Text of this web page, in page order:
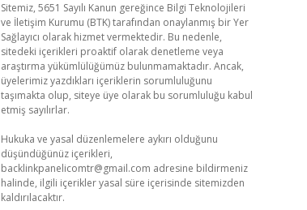
Sitemiz, 5651 Sayılı Kanun gereğince Bilgi Teknolojileri
ve İletişim Kurumu (BTK) tarafından onaylanmış bir Yer
Sağlayıcı olarak hizmet vermektedir. Bu nedenle,
sitedeki içerikleri proaktif olarak denetleme veya
araştırma yükümlülüğümüz bulunmamaktadır. Ancak,
üyelerimiz yazdıkları içeriklerin sorumluluğunu
taşımakta olup, siteye üye olarak bu sorumluluğu kabul
etmiş sayılırlar.
Hukuka ve yasal düzenlemelere aykırı olduğunu
düşündüğünüz içerikleri,
backlinkpanelicomtr@gmail.com adresine bildirmeniz
halinde, ilgili içerikler yasal süre içerisinde sitemizden
kaldırılacaktır.